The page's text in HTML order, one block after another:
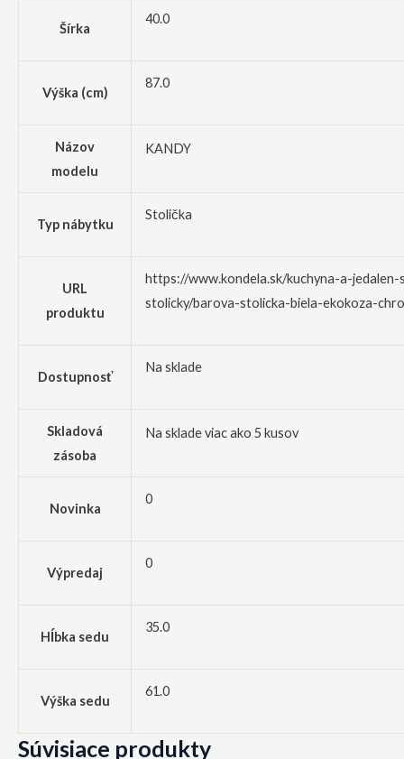
Šírka
40.0
Výška (cm)
87.0
Názov
modelu
KANDY
Typ nábytku
Stolička
URL
produktu
https://www.kondela.sk/kuchyna-a-
stolicky/barova-stolicka-biela-ekokoza-
Dostupnosť
Na sklade
Skladová
zásoba
Na sklade viac ako 5 kusov
Novinka
0
Výpredaj
0
Hĺbka sedu
35.0
Výška sedu
61.0
Súvisiace produkty